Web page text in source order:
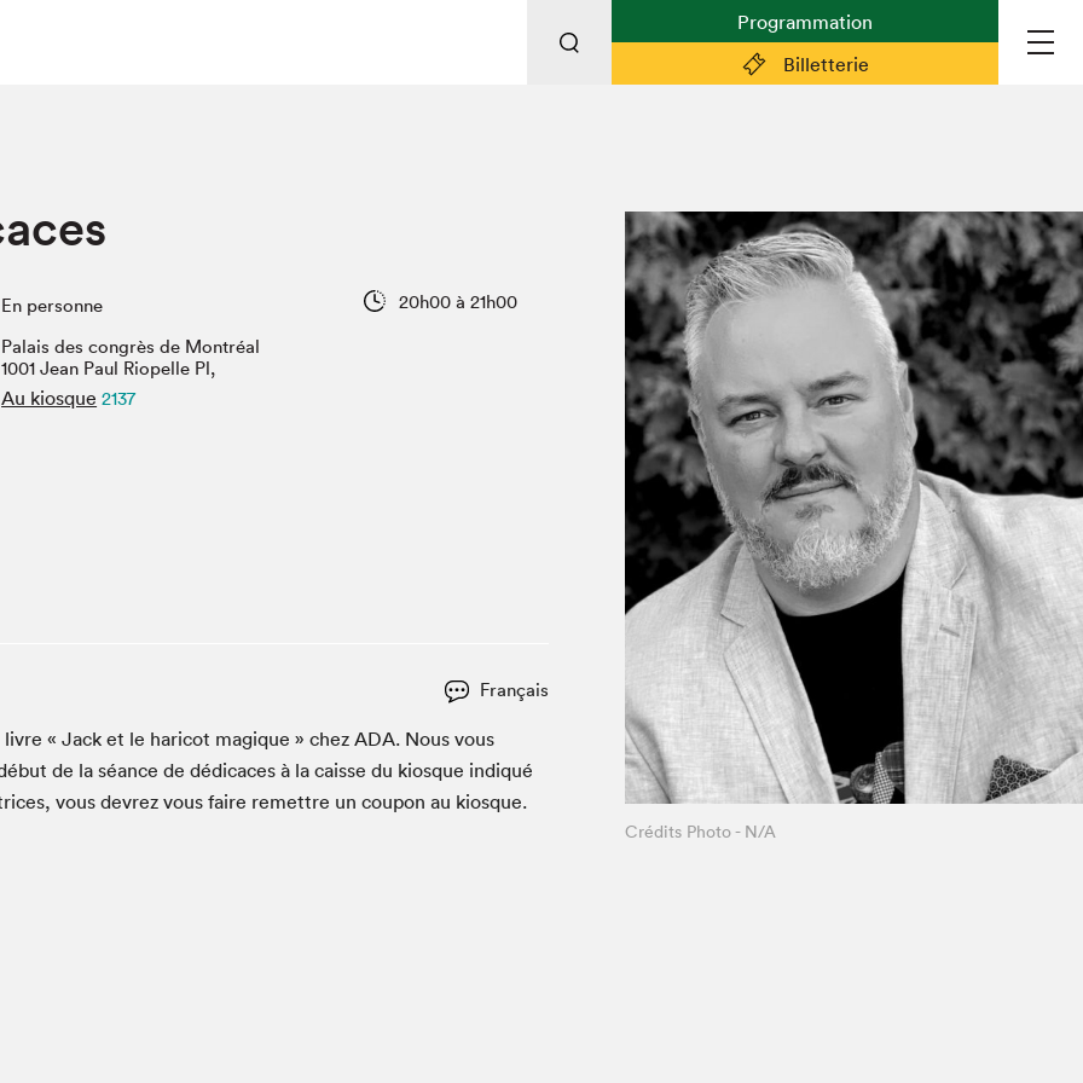
Billetterie
Programmation
Vidéos et balados
Le Salon dans ta classe
Liseur Public
Matinées scolaires Hydro-Québec
Plan du Salon
Préparer sa visite
Partenaires
Espace médias
Espace exposant·e·s
Espace enseignant·e·s
Espace participant⋅e⋅s
Espace Salon dans la ville
Espace bénévoles
Devenir bénévole
À propos du Salon
Liste des exposant·e·s
Liste des auteur·rice·s
En personne
20h00 à 21h00
Palais des congrès de Montréal
1001 Jean Paul Riopelle Pl,
Au kiosque 2137
Français
« Jack et le hari­cot mag­ique » chezADA. Nous vous
de la séance de dédi­caces à la caisse du kiosque indiqué
vous devrez vous faire remet­tre un coupon au kiosque.
Crédits Photo - N/A